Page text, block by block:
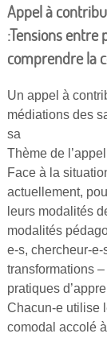
Appel à
:Tensions entre
comprendre la
Un appel à
médiations des
sa
Thème de
Face à la
actuellement,
leurs modalités
modalités
e-s, chercheur-e-
transformations
pratiques
Chacun-e utilise
comodal accolé